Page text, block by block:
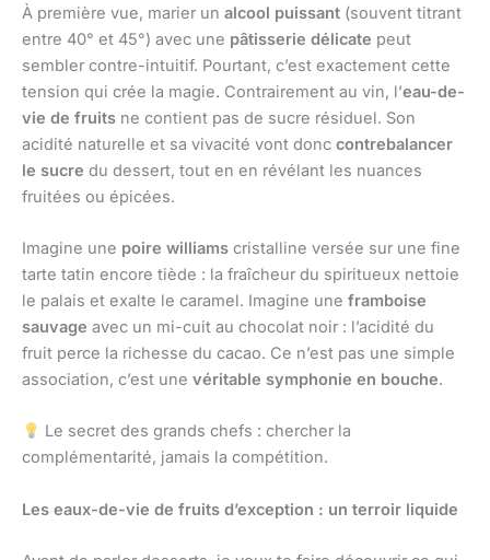
À première vue, marier un alcool puissant (souvent titrant
entre 40° et 45°) avec une pâtisserie délicate peut
sembler contre-intuitif. Pourtant, c’est exactement cette
tension qui crée la magie. Contrairement au vin, l’eau-de-
vie de fruits ne contient pas de sucre résiduel. Son
acidité naturelle et sa vivacité vont donc contrebalancer
le sucre du dessert, tout en en révélant les nuances
fruitées ou épicées.
Imagine une poire williams cristalline versée sur une fine
tarte tatin encore tiède : la fraîcheur du spiritueux nettoie
le palais et exalte le caramel. Imagine une framboise
sauvage avec un mi-cuit au chocolat noir : l’acidité du
fruit perce la richesse du cacao. Ce n’est pas une simple
association, c’est une véritable symphonie en bouche.
Le secret des grands chefs : chercher la
complémentarité, jamais la compétition.
Les eaux-de-vie de fruits d’exception : un terroir liquide